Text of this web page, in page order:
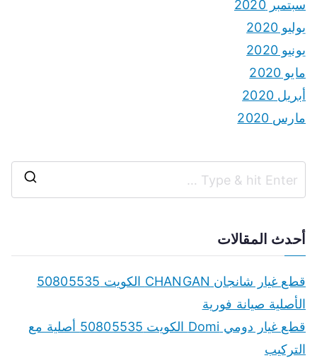
سبتمبر 2020
يوليو 2020
يونيو 2020
مايو 2020
أبريل 2020
مارس 2020
r
أحدث المقالات
قطع غيار شانجان CHANGAN الكويت 50805535
الأصلية صيانة فورية
قطع غيار دومي Domi الكويت 50805535 أصلية مع
التركيب